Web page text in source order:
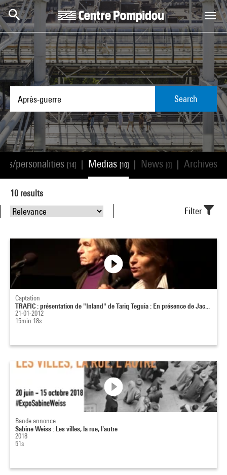
Skip to main content
Centre Pompidou
Search
personalities [14] Medias [10] News [0] Archives
10 results
Filter
Captation
TRAFIC : présentation de "Inland" de Tariq Teguia : En présence de Jac...
21-01-2012
15min 18s
Bande annonce
Sabine Weiss : Les villes, la rue, l'autre
2018
51s